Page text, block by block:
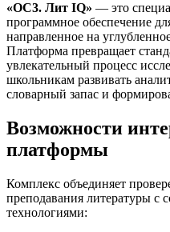
«ОС3. Лит IQ» — это
программное обеспечение
направленное на
Платформа превращает
увлекательный процесс
школьникам развивать
словарный запас и
Возможности
платформы
Комплекс объединяет
преподавания литературы
технологиями: